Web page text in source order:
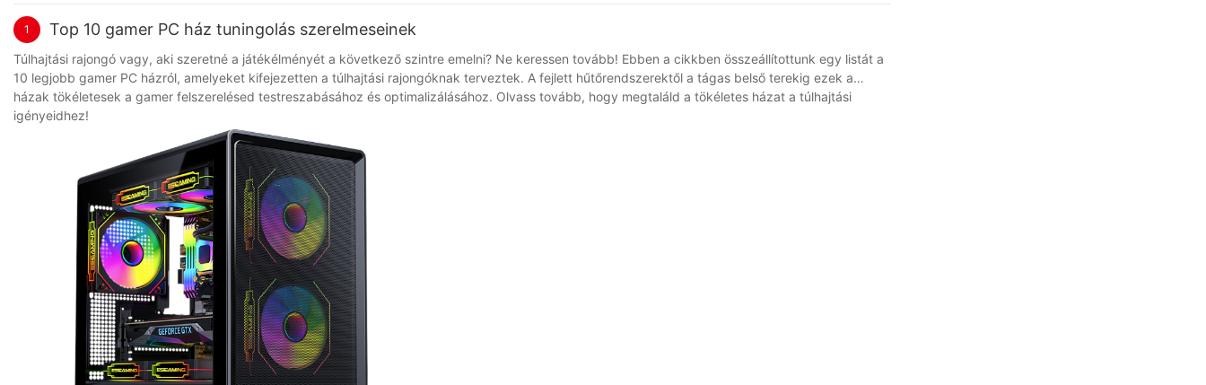
1 Top 10 gamer PC ház tuningolás szerelmeseinek
Túlhajtási rajongó vagy, aki szeretné a játékélményét a következő szintre emelni? Ne keressen tovább! Ebben a cikkben összeállítottunk egy listát a
10 legjobb gamer PC házról, amelyeket kifejezetten a túlhajtási rajongóknak terveztek. A fejlett hűtőrendszerektől a tágas belső terekig ezek a
házak tökéletesek a gamer felszerelésed testreszabásához és optimalizálásához. Olvass tovább, hogy megtaláld a tökéletes házat a túlhajtási
igényeidhez!